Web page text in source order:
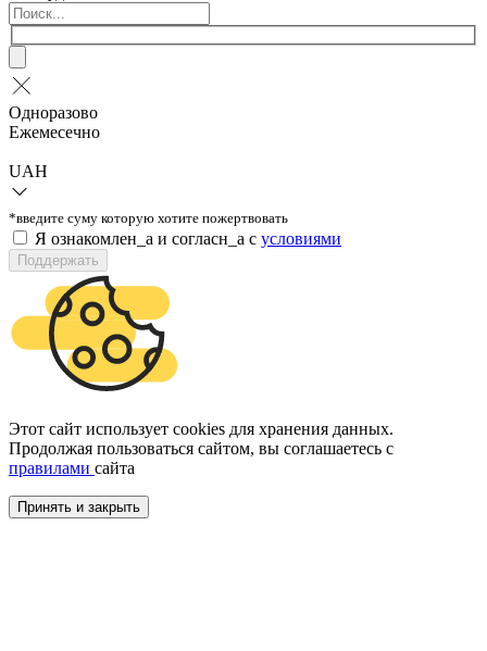
Одноразово
Ежемесечно
UAH
*введите суму которую хотите пожертвовать
Я ознакомлен_а и согласн_а c условиями
Поддержать
Этот сайт использует cookies для хранения данных.
Продолжая пользоваться сайтом, вы соглашаетесь с
правилами сайта
Принять и закрыть